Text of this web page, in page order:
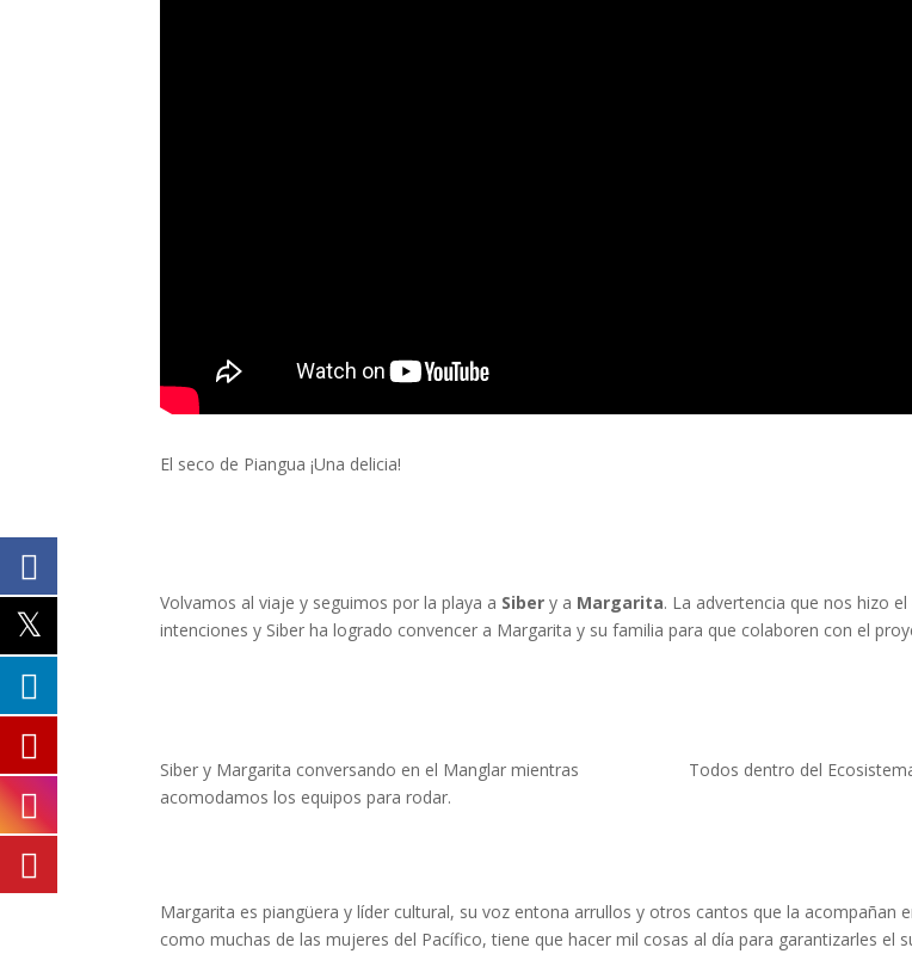
El seco de Piangua ¡Una delicia!
Volvamos al viaje y seguimos por la playa a Siber y a Margarita. La advertencia que nos hizo
intenciones y Siber ha logrado convencer a Margarita y su familia para que colaboren con el
Siber y Margarita conversando en el Manglar mientras
acomodamos los equipos para rodar.
Todos dentro del
Margarita es piangüera y líder cultural, su voz entona arrullos y otros cantos que la
como muchas de las mujeres del Pacífico, tiene que hacer mil cosas al día para garantizarles el